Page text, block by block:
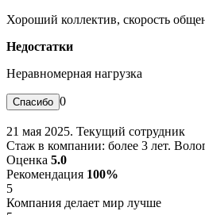
Хороший коллектив, скорость
Недостатки
Неравномерная нагрузка
0
21 мая 2025. Текущий сотрудник
Стаж в компании: более 3 лет.
Оценка 5.0
Рекомендация 100%
5
Компания делает мир лучше